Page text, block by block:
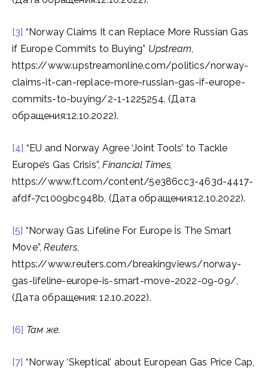
[3] “Norway Claims It can Replace More Russian Gas
if Europe Commits to Buying” Upstream,
https://www.upstreamonline.com/politics/norway-
claims-it-can-replace-more-russian-gas-if-europe-
commits-to-buying/2-1-1225254, (Дата
обращения:12.10.2022).
[4] “EU and Norway Agree ‘Joint Tools’ to Tackle
Europe’s Gas Crisis”,Financial Times,
https://www.ft.com/content/5e386cc3-463d-4417-
afdf-7c1009bc948b, (Дата обращения:12.10.2022).
[5] “Norway Gas Lifeline For Europe İs The Smart
Move”,Reuters,
https://www.reuters.com/breakingviews/norway-
gas-lifeline-europe-is-smart-move-2022-09-09/,
(Дата обращения: 12.10.2022).
[6] Там же.
[7] “Norway ‘Skeptical’ about European Gas Price Cap,